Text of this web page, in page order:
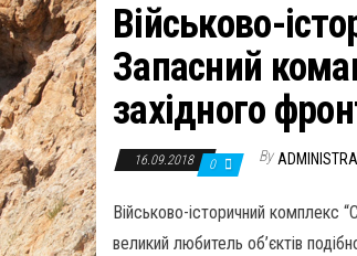
Військово-
Запасний
західного
16.09.2018 0 By
Військово-історичний комплекс
великий любитель об’єктів